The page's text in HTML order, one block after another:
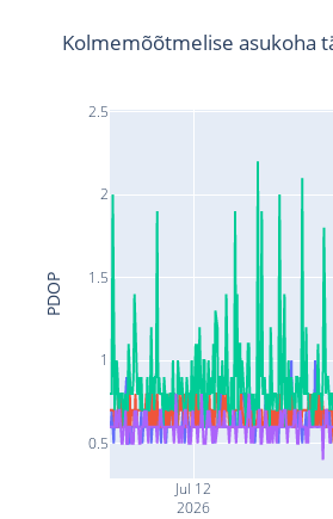
Jul 12
2026
0.5
1
1.5
2
2.5
Kolmemõõtmelise asukoha
PDOP